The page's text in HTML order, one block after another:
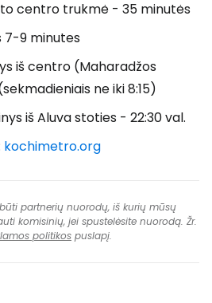
centro trukmė - 35 minutės
7-9 minutes
iš centro (Maharadžos
ne iki 8:15)
iš Aluva stoties - 22:30 val.
kochimetro.org
partnerių nuorodų, iš kurių mūsų
komisinių, jei spustelėsite nuorodą. Žr.
politikos puslapį.